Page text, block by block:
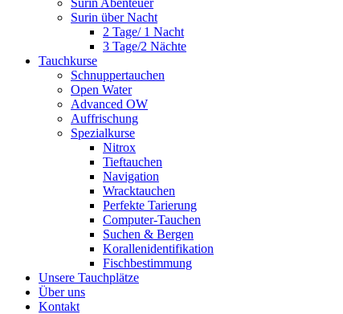
Surin Abenteuer
Surin über Nacht
2 Tage/ 1 Nacht
3 Tage/2 Nächte
Tauchkurse
Schnuppertauchen
Open Water
Advanced OW
Auffrischung
Spezialkurse
Nitrox
Tieftauchen
Navigation
Wracktauchen
Perfekte Tarierung
Computer-Tauchen
Suchen & Bergen
Korallenidentifikation
Fischbestimmung
Unsere Tauchplätze
Über uns
Kontakt